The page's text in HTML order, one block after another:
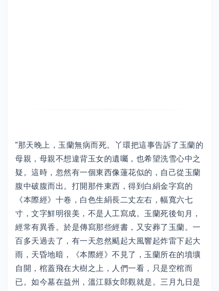
”那天晚上，玉蘭無病而死。丫環把這事告訴了玉蘭的
母親，母親不想違背玉女的遺囑，也希望洗雪心中之
疑。這時，忽然有一個東西像蓮花似的，自己從玉蘭
腹中破腹而出。打開那件東西，得到白絹金字寫的
《本際經》十卷，白色生絹長二丈左右，幅寬六七
寸，文字鮮明很美，不是人工寫成。玉蘭死後旬月，
經常有異香。於是傳寫那些經書，又安葬了玉蘭。一
百多天過去了，有一天忽然颳起大風響起炸雷下起大
雨，天昏地暗，《本際經》不見了，玉蘭所在的墳壙
自開，棺蓋飛在大樹之上，人們一看，只是空棺而
已。如今墓在益州，溫江縣女郎觀就是。三月九日是